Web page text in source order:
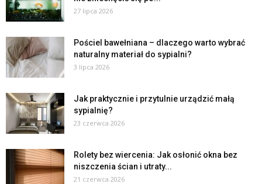
27 lipca 2026
Pościel bawełniana – dlaczego warto wybrać
naturalny materiał do sypialni?
3 lipca 2026
Jak praktycznie i przytulnie urządzić małą
sypialnię?
23 czerwca 2026
Rolety bez wiercenia: Jak osłonić okna bez
niszczenia ścian i utraty...
21 czerwca 2026